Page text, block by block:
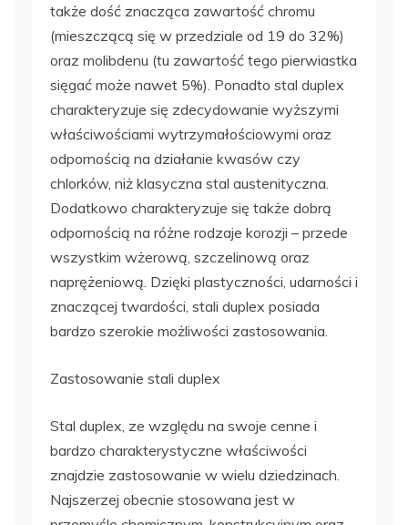
także dość znacząca zawartość chromu
(mieszczącą się w przedziale od 19 do 32%)
oraz molibdenu (tu zawartość tego pierwiastka
sięgać może nawet 5%). Ponadto stal duplex
charakteryzuje się zdecydowanie wyższymi
właściwościami wytrzymałościowymi oraz
odpornością na działanie kwasów czy
chlorków, niż klasyczna stal austenityczna.
Dodatkowo charakteryzuje się także dobrą
odpornością na różne rodzaje korozji – przede
wszystkim wżerową, szczelinową oraz
naprężeniową. Dzięki plastyczności, udarności i
znaczącej twardości, stali duplex posiada
bardzo szerokie możliwości zastosowania.
Zastosowanie stali duplex
Stal duplex, ze względu na swoje cenne i
bardzo charakterystyczne właściwości
znajdzie zastosowanie w wielu dziedzinach.
Najszerzej obecnie stosowana jest w